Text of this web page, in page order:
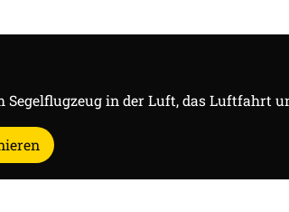
Segelflugzeug in der Luft, das Luftfahrt